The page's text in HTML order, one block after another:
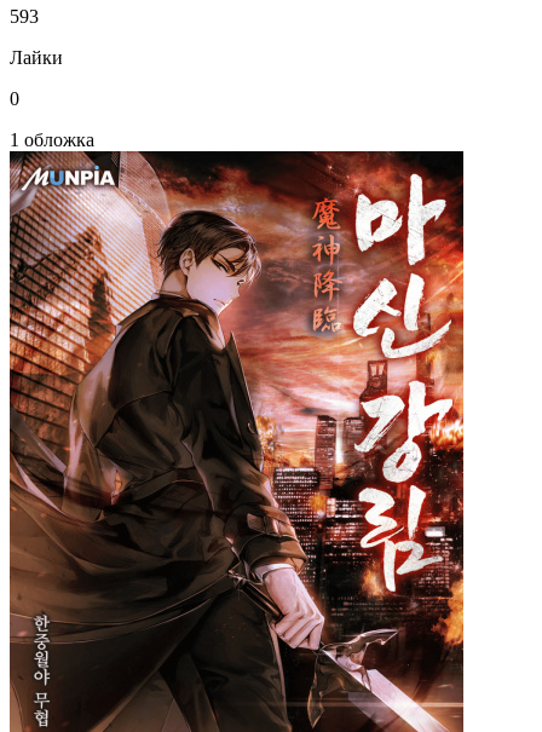
593
Лайки
0
1 обложка